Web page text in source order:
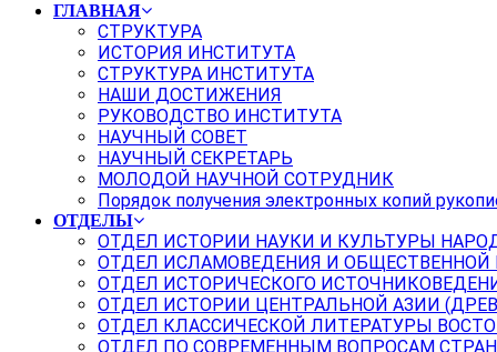
ГЛАВНАЯ
СТРУКТУРА
ИСТОРИЯ ИНСТИТУТА
СТРУКТУРА ИНСТИТУТА
НАШИ ДОСТИЖЕНИЯ
РУКОВОДСТВО ИНСТИТУТА
НАУЧНЫЙ СОВЕТ
НАУЧНЫЙ СЕКРЕТАРЬ
МОЛОДОЙ НАУЧНОЙ СОТРУДНИК
Порядок получения электронных копий
ОТДЕЛЫ
ОТДЕЛ ИСТОРИИ НАУКИ И КУЛЬТУРЫ
ОТДЕЛ ИСЛАМОВЕДЕНИЯ И
ОТДЕЛ ИСТОРИЧЕСКОГО
ОТДЕЛ ИСТОРИИ ЦЕНТРАЛЬНОЙ АЗИИ
ОТДЕЛ КЛАССИЧЕСКОЙ ЛИТЕРАТУРЫ
ОТДЕЛ ПО СОВРЕМЕННЫМ ВОПРОСАМ